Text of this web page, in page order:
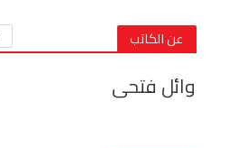
عن الكاتب
وائل فتحى